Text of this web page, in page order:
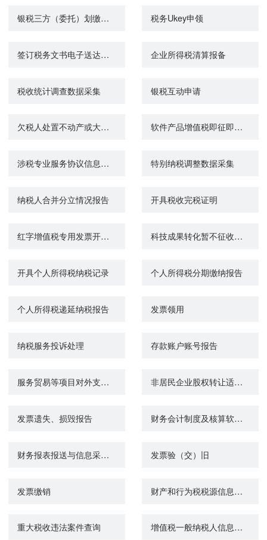
银税三方（委托）划缴协议 税务Ukey申领
签订税务文书电子送达确认书 企业所得税清算报备
税收统计调查数据采集 银税互动申请
欠税人处置不动产或大额资产报告 软件产品增值税即征即退进项分摊方式资料报送与信息报告
涉税专业服务协议信息变更及终止 特别纳税调整数据采集
纳税人合并分立情况报告 开具税收完税证明
红字增值税专用发票开具申请 科技成果转化暂不征收个人所得税备案
开具个人所得税纳税记录 个人所得税分期缴纳报告
个人所得税递延纳税报告 发票领用
纳税服务投诉处理 存款账户账号报告
服务贸易等项目对外支付税务备案 非居民企业股权转让适用特殊性税务处理的备案
发票遗失、损毁报告 财务会计制度及核算软件备案报告
财务报表报送与信息采集（企业会计准则一般企业） 发票验（交）旧
发票缴销 财产和行为税税源信息报告
重大税收违法案件查询 增值税一般纳税人信息查询